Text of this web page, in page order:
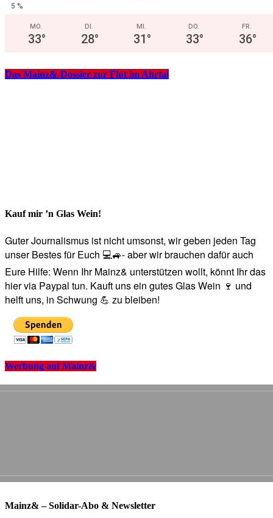
5 %
MO.
33°
DI.
28°
MI.
31 °
DO.
33°
FR.
36°
Das Mainz&-Dossier zur Flut im Ahrtal
Kauf mir ’n Glas Wein!
Guter Journalismus ist nicht umsonst, wir geben jeden Tag
unser Bestes für Euch 💻🚙- aber wir brauchen dafür auch
Eure Hilfe: Wenn Ihr Mainz& unterstützen wollt, könnt Ihr das
hier via Paypal tun. Kauft uns ein gutes Glas Wein 🍷 und
helft uns, in Schwung 💪 zu bleiben!
Werbung auf Mainz&
Mainz& – Solidar-Abo & Newsletter